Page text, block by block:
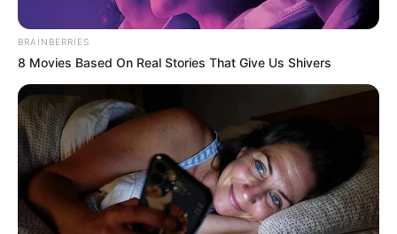
Ezért lett a „főispán” szó sokak szemében a
Nem azért, mert önmagában egy történelmi
kifejezés használata baj lenne, hanem mert a
névváltás mögött nem valódi önkormányzati
megerősítés, hanem politikai központosítás állt.
BRAINBERRIES
8 Movies Based On Real Stories That Give Us Shivers